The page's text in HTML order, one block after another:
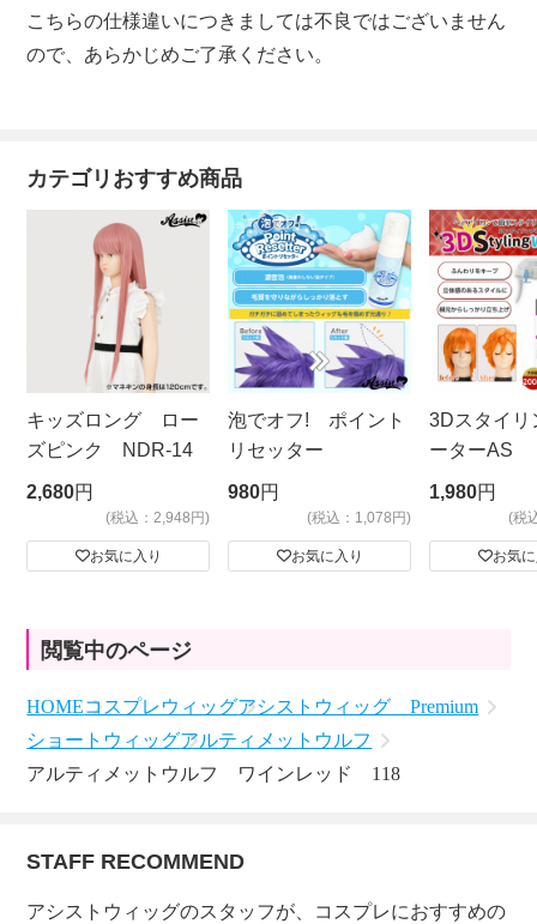
こちらの仕様違いにつきましては不良ではございません
ので、あらかじめご了承ください。
カテゴリおすすめ商品
キッズロング ロー
ズピンク NDR-14
2,680円
(税込：2,948円)
お気に入り
泡でオフ! ポイント
リセッター
980円
(税込：1,078円)
お気に入り
3Dスタイリ
ーターAS
ビッグサイ
1,980円
(税
お気
閲覧中のページ
HOMEコスプレウィッグアシストウィッグ Premium
ショートウィッグアルティメットウルフ
アルティメットウルフ ワインレッド 118
STAFF RECOMMEND
アシストウィッグのスタッフが、コスプレにおすすめの